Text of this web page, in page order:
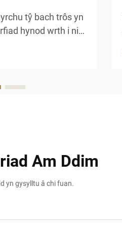
tŷ bach trôs yn
hynod wrth i ni
sy'n ailsiapio
gwestai'n
Am Ddim
yn gysylltu â chi fuan.